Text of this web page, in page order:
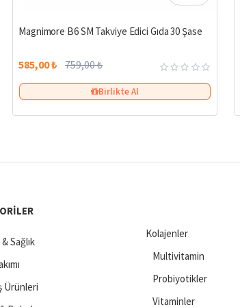
Magnimore B6 SM Takviye Edici Gıda 30 Şase
585,00 ₺ 759,00 ₺
Birlikte Al
Sağlık
Ürünleri
Kolajenler
Multivitamin
Probiyotikler
Vitaminler